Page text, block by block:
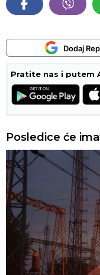
Dodaj
Pratite nas i putem
Posledice će